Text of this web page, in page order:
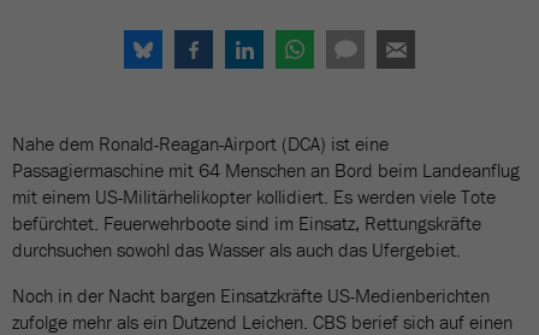
Nahe dem Ronald-Reagan-Airport (DCA) ist eine
Passagiermaschine mit 64 Menschen an Bord beim Landeanflug
mit einem US-Militärhelikopter kollidiert. Es werden viele Tote
befürchtet. Feuerwehrboote sind im Einsatz, Rettungskräfte
durchsuchen sowohl das Wasser als auch das Ufergebiet.
Noch in der Nacht bargen Einsatzkräfte US-Medienberichten
zufolge mehr als ein Dutzend Leichen. CBS berief sich auf einen